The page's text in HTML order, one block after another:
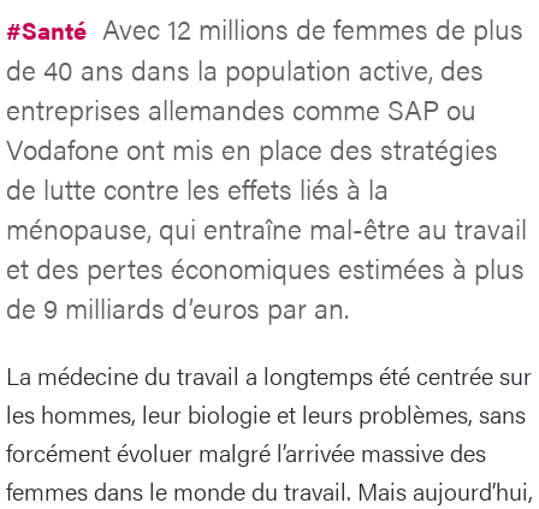
#Santé Avec 12 millions de femmes de plus
de 40 ans dans la population active, des
entreprises allemandes comme SAP ou
Vodafone ont mis en place des stratégies
de lutte contre les effets liés à la
ménopause, qui entraîne mal-être au travail
et des pertes économiques estimées à plus
de 9 milliards d’euros par an.
La médecine du travail a longtemps été centrée sur
les hommes, leur biologie et leurs problèmes, sans
forcément évoluer malgré l’arrivée massive des
femmes dans le monde du travail. Mais aujourd’hui,